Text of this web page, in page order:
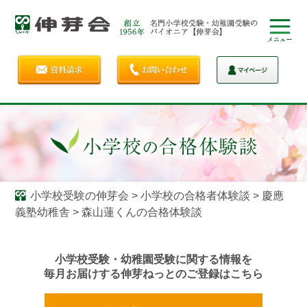
小学校受験の伸芽会 > 小学校の合格者体験談 > 慶應
義塾幼稚舎 > 森山蓮くんの合格体験談
小学校受験・幼稚園受験に関する情報を
毎月お届けする伸芽ねっとのご登録はこちら